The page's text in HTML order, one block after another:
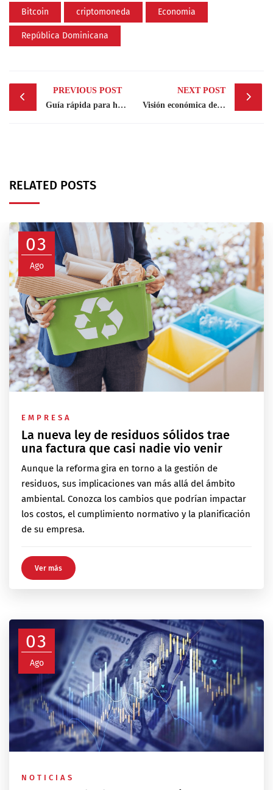
Bitcoin criptomoneda Economia
República Dominicana
Post
navigation
PREVIOUS POST
Guía rápida para hablar eficazmente con la IA
NEXT POST
Visión económica de la CEPAL sobre América Latina y el Caribe en 2024 y 2025
RELATED POSTS
03
Ago
EMPRESA
La nueva ley de residuos sólidos trae
una factura que casi nadie vio venir
Aunque la reforma gira en torno a la gestión de
residuos, sus implicaciones van más allá del ámbito
ambiental. Conozca los cambios que podrían impactar
los costos, el cumplimiento normativo y la planificación
de su empresa.
Ver más
03
Ago
NOTICIAS